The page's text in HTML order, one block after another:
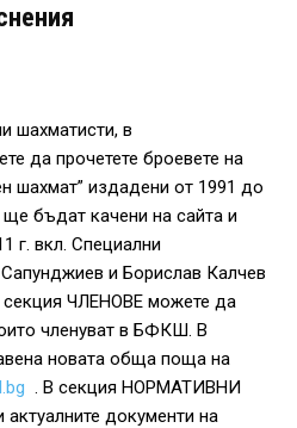
шахматисти, в
да прочетете броевете на
шахмат” издадени от 1991 до
бъдат качени на сайта и
г. вкл. Специални
и Борислав Калчев
секция ЧЛЕНОВЕ можете да
членуват в БФКШ. В
новата обща поща на
. В секция НОРМАТИВНИ
документи на